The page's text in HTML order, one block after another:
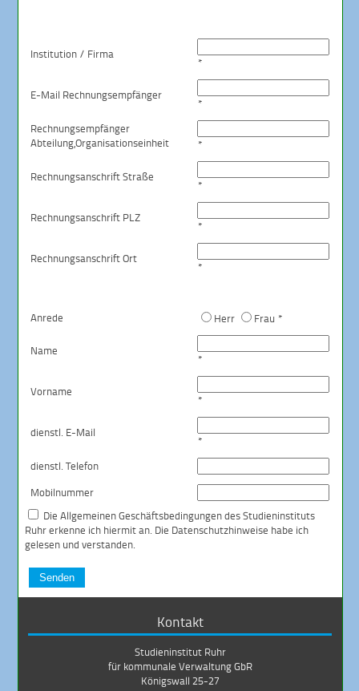
Institution / Firma
*
E-Mail Rechnungsempfänger
*
Rechnungsempfänger
Abteilung,Organisationseinheit *
Rechnungsanschrift Straße
*
Rechnungsanschrift PLZ
*
Rechnungsanschrift Ort
*
Anrede Herr Frau *
Name
*
Vorname
*
dienstl. E-Mail
*
dienstl. Telefon
Mobilnummer
DieAllgemeinen Geschäftsbedingungendes Studieninstituts
Ruhr erkenne ich hiermit an. Die Datenschutzhinweise habe ich
gelesen und verstanden.
Senden
Kontakt
Studieninstitut Ruhr
für kommunale Verwaltung GbR
Königswall 25-27